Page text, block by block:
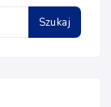
Szukaj